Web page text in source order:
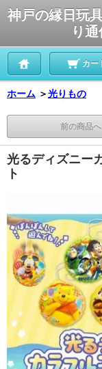
神戸の縁日玩
り
カー
ホーム ＞光りもの
前の商品へ
光るディズニー
ト